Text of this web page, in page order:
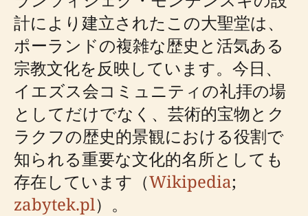
計により建立されたこの大聖堂は、
ポーランドの複雑な歴史と活気ある
宗教文化を反映しています。今日、
イエズス会コミュニティの礼拝の場
としてだけでなく、芸術的宝物とク
ラクフの歴史的景観における役割で
知られる重要な文化的名所としても
存在しています（Wikipedia;
zabytek.pl）。